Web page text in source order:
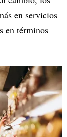
en servicios
en términos